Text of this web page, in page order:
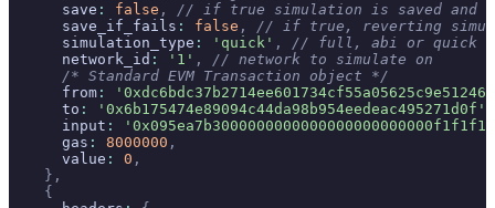
      save
: false ,
// if true simulation is saved and
      save_if_fails
: false ,
// if true, reverting
      simulation_type
: 'quick' ,
// full, abi or quick
      network_id
: '1' ,
// network to simulate on
      /* Standard EVM Transaction object */
      from
:
      to
: '0x6b175474e89094c44da98b954eedeac495271d0f'
      input
:
      gas
: 8000000 ,
      value
: 0 ,
    },
    {